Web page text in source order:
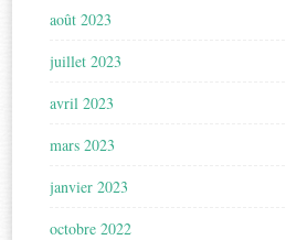
août 2023
juillet 2023
avril 2023
mars 2023
janvier 2023
octobre 2022